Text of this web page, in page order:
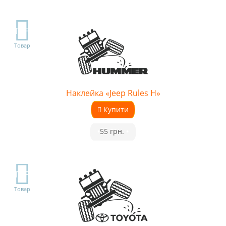
TOP
Товар
Наклейка «Jeep Rules H»
Купити
55 грн.
TOP
Товар